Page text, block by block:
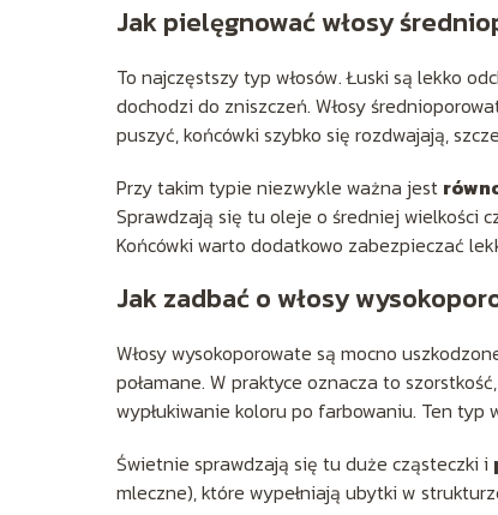
Jak pielęgnować włosy
To najczęstszy typ włosów. Łuski są lekko
dochodzi do zniszczeń. Włosy
puszyć, końcówki szybko się rozdwajają,
Przy takim typie niezwykle ważna jest
Sprawdzają się tu oleje o średniej wielkości
Końcówki warto dodatkowo zabezpieczać
Jak zadbać o włosy
Włosy wysokoporowate są mocno
połamane. W praktyce oznacza to
wypłukiwanie koloru po farbowaniu. Ten typ
Świetnie sprawdzają się tu duże cząsteczki i
mleczne), które wypełniają ubytki w